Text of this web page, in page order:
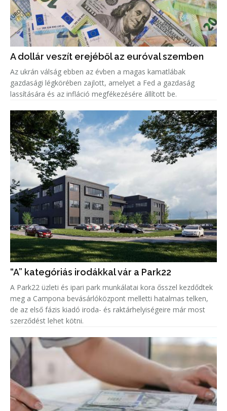
A dollár veszít erejéből az euróval szemben
Az ukrán válság ebben az évben a magas kamatlábak
gazdasági légkörében zajlott, amelyet a Fed a gazdaság
lassítására és az infláció megfékezésére állított be.
“A” kategóriás irodákkal vár a Park22
A Park22 üzleti és ipari park munkálatai kora ősszel kezdődtek
meg a Campona bevásárlóközpont melletti hatalmas telken,
de az első fázis kiadó iroda- és raktárhelyiségeire már most
szerződést lehet kötni.